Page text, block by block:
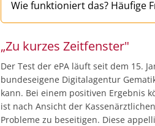
Wie funktioniert das? Häufige
„Zu kurzes Zeitfenster"
Der Test der ePA läuft seit dem 15.
bundeseigene Digitalagentur
kann. Bei einem positiven Ergebnis
ist nach Ansicht der
Probleme zu beseitigen. Diese